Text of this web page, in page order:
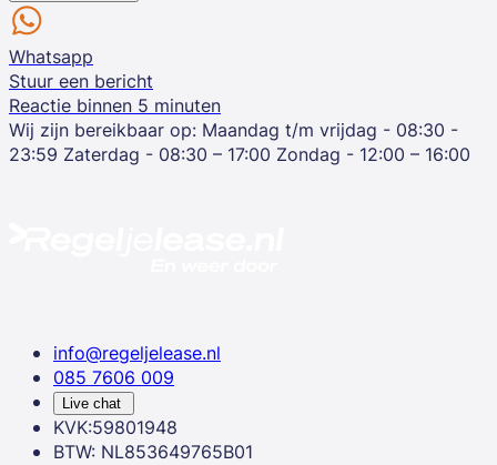
Whatsapp
Stuur een bericht
Reactie binnen 5 minuten
Wij zijn bereikbaar op: Maandag t/m vrijdag - 08:30 -
23:59 Zaterdag - 08:30 – 17:00 Zondag - 12:00 – 16:00
info@regeljelease.nl
085 7606 009
Live chat
KVK:59801948
BTW: NL853649765B01